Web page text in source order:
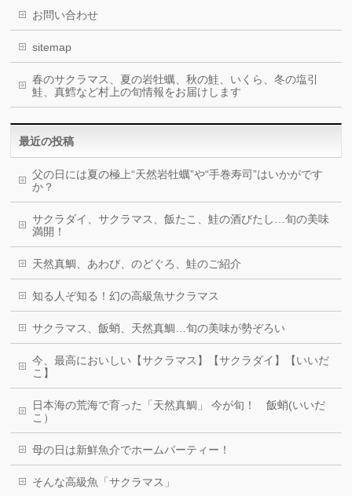
お問い合わせ
sitemap
春のサクラマス、夏の岩牡蠣、秋の鮭、いくら、冬の塩引
鮭、真鱈など村上の旬情報をお届けします
最近の投稿
父の日には夏の極上“天然岩牡蠣”や“手巻寿司”はいかがです
か？
サクラダイ、サクラマス、飯たこ、鮭の酒びたし…旬の美味
満開！
天然真鯛、あわび、のどぐろ、鮭のご紹介
知る人ぞ知る！幻の高級魚サクラマス
サクラマス、飯蛸、天然真鯛…旬の美味が勢ぞろい
今、最高においしい【サクラマス】【サクラダイ】【いいだ
こ】
日本海の荒海で育った「天然真鯛」 今が旬！ 飯蛸(いいだ
こ）
母の日は新鮮魚介でホームパーティー！
そんな高級魚「サクラマス」